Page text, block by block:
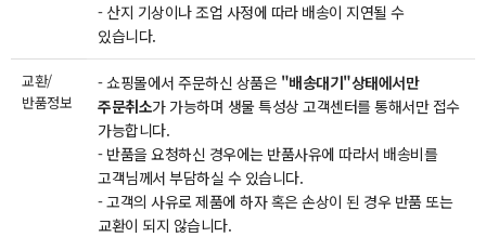
- 산지 기상이나 조업 사정에 따라 배송이 지연될 수
있습니다.
교환/
반품정보
- 쇼핑몰에서 주문하신 상품은 "배송대기"상태에서만
주문취소가 가능하며 생물 특성상 고객센터를 통해서만 접수
가능합니다.
- 반품을 요청하신 경우에는 반품사유에 따라서 배송비를
고객님께서 부담하실 수 있습니다.
- 고객의 사유로 제품에 하자 혹은 손상이 된 경우 반품 또는
교환이 되지 않습니다.